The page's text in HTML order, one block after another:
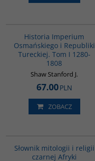
Historia Imperium
Osmańskiego i Republiki
Tureckiej. Tom I 1280-
1808
Shaw Stanford J.
67.00PLN
ZOBACZ
Słownik mitologii i religii
czarnej Afryki